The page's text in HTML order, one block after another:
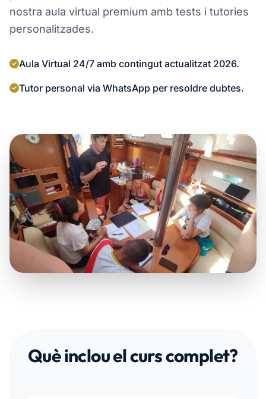
nostra aula virtual premium amb tests i tutories
personalitzades.
Aula Virtual 24/7 amb contingut actualitzat 2026.
Tutor personal via WhatsApp per resoldre dubtes.
Què inclou el curs complet?